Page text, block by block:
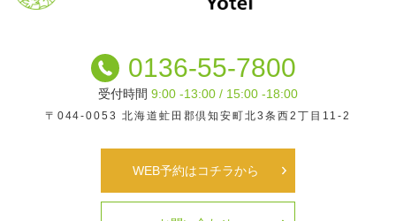
0136-55-7800
受付時間 9:00 -13:00 / 15:00 -18:00
〒044-0053 北海道虻田郡倶知安町北3条西2丁目11-2
WEB予約はコチラから